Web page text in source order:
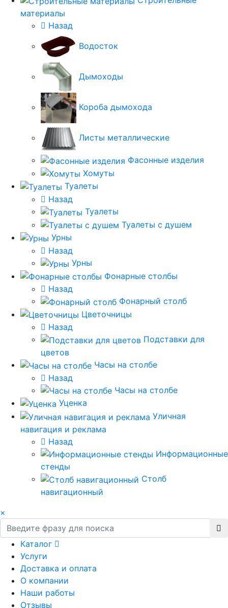
материалы
Назад
Водосток
Дымоходы
Короба дымохода
Листы металлические
Фасонные изделия
Хомуты
Туалеты
Назад
Туалеты
Туалеты с душем
Урны
Назад
Урны
Фонарные столбы
Назад
Фонарный столб
Цветочницы
Назад
Подставки для
цветов
Часы на столбе
Назад
Часы на столбе
Уценка
Уличная
навигация и реклама
Назад
Информационные
стенды
Столб
навигационный
×
Каталог
Услуги
Доставка и оплата
О компании
Наши работы
Отзывы